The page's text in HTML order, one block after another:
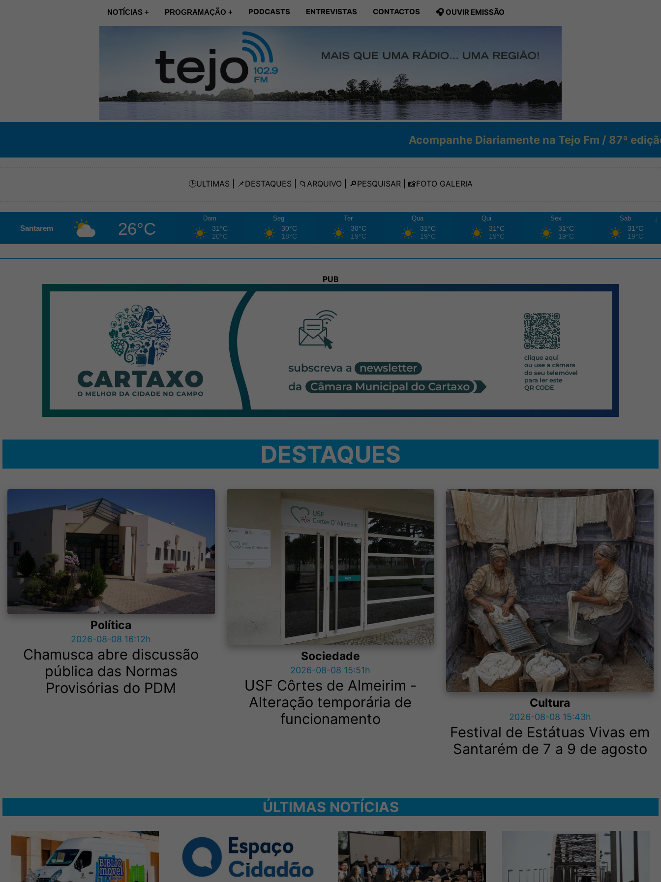
NOTÍCIAS + PROGRAMAÇÃO + PODCASTS ENTREVISTAS CONTACTOS 🎧 OUVIR EMISSÃO
Acompanhe Diariamente na Tejo Fm / 87ª edição da Volta a
🕒ULTIMAS | 📌DESTAQUES | 📁 ARQUIVO | 🔎PESQUISAR | 📸FOTO GALERIA
Santarem 26°C
Dom
31°C
20°C
Seg
30°C
18°C
Ter
30°C
19°C
Qua
31°C
19°C
Qui
31°C
19°C
Sex
31°C
19°C
Sáb
31°C
19°C
PUB
DESTAQUES
Política
2026-08-08 16:12h
Chamusca abre discussão
pública das Normas
Provisórias do PDM
Sociedade
2026-08-08 15:51h
USF Côrtes de Almeirim -
Alteração temporária de
funcionamento
Cultura
2026-08-08 15:43h
Festival de Estátuas Vivas em
Santarém de 7 a 9 de agosto
ÚLTIMAS NOTÍCIAS